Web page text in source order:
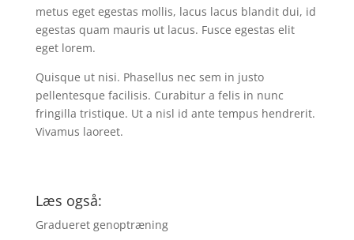
metus eget egestas mollis, lacus lacus blandit dui, id
egestas quam mauris ut lacus. Fusce egestas elit
eget lorem.
Quisque ut nisi. Phasellus nec sem in justo
pellentesque facilisis. Curabitur a felis in nunc
fringilla tristique. Ut a nisl id ante tempus hendrerit.
Vivamus laoreet.
Læs også:
Gradueret genoptræning